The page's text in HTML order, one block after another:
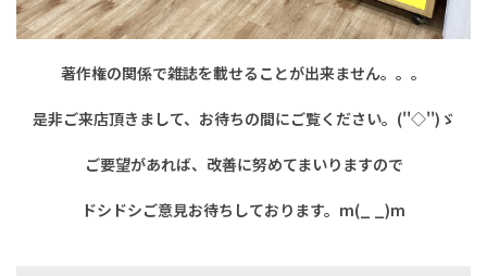
著作権の関係で雑誌を載せることが出来ません。。。
是非ご来店頂きまして、お待ちの間にご覧ください。(''◇'')ゞ
ご要望があれば、改善に努めてまいりますので
ドシドシご意見お待ちしております。m(_ _)m